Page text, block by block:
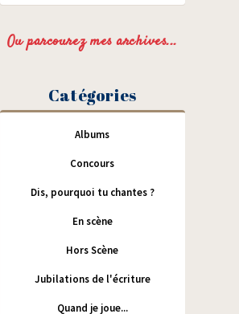
Ou parcourez mes archives...
Catégories
Albums
Concours
Dis, pourquoi tu chantes ?
En scène
Hors Scène
Jubilations de l'écriture
Quand je joue...